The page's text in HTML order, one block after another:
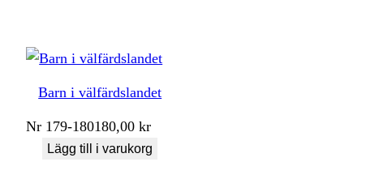
Barn i välfärdslandet
Nr 179-180180,00kr
Lägg till i varukorg